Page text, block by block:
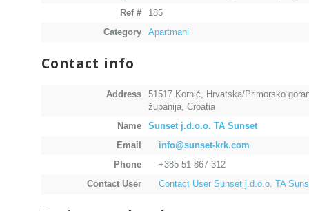
Ref #
185
Category
Apartmani
Contact info
Address
51517 Kornić, Hrvatska/Primorsko
županija, Croatia
Name
Sunset j.d.o.o. TA Sunset
Email
info@sunset-krk.com
Phone
+385 51 867 312
Contact User
Contact User Sunset j.d.o.o. TA